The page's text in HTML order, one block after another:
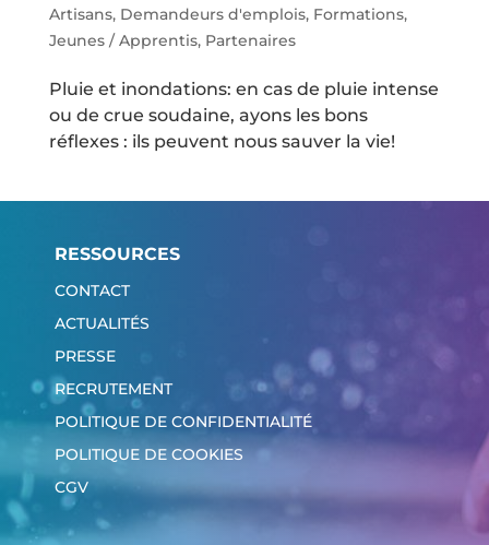
Artisans, Demandeurs d'emplois, Formations,
Jeunes / Apprentis, Partenaires
Pluie et inondations: en cas de pluie intense
ou de crue soudaine, ayons les bons
réflexes : ils peuvent nous sauver la vie!
RESSOURCES
CONTACT
ACTUALITÉS
PRESSE
RECRUTEMENT
POLITIQUE DE CONFIDENTIALITÉ
POLITIQUE DE COOKIES
CGV